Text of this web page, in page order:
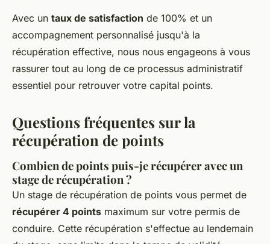
Avec un taux de satisfaction de 100% et un
accompagnement personnalisé jusqu'à la
récupération effective, nous nous engageons à vous
rassurer tout au long de ce processus administratif
essentiel pour retrouver votre capital points.
Questions fréquentes sur la
récupération de points
Combien de points puis-je récupérer avec un
stage de récupération ?
Un stage de récupération de points vous permet de
récupérer 4 points maximum sur votre permis de
conduire. Cette récupération s'effectue au lendemain